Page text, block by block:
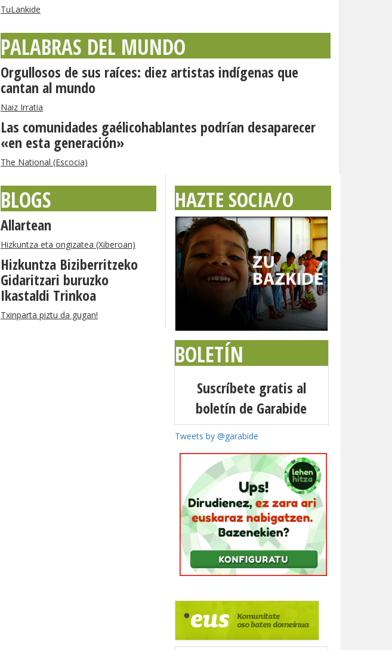
TuLankide
PALABRAS DEL MUNDO
Orgullosos de sus raíces: diez artistas indígenas que
cantan al mundo
Naiz Irratia
Las comunidades gaélicohablantes podrían desaparecer
«en esta generación»
The National (Escocia)
BLOGS
Allartean
Hizkuntza eta ongizatea (Xiberoan)
Hizkuntza Biziberritzeko
Gidaritzari buruzko
Ikastaldi Trinkoa
Txinparta piztu da gugan!
HAZTE SOCIA/O
BOLETÍN
Suscríbete gratis al
boletín de Garabide
Tweets by @garabide